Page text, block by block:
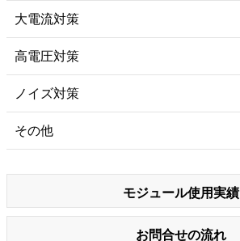
大電流対策
高電圧対策
ノイズ対策
その他
モジュール使用実績
お問合せの流れ